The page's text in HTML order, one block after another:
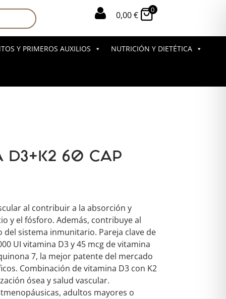
 0,00€
0
Y PRIMEROS AUXILIOS NUTRICIÓN Y DIETÉTICA
D3+K2 60 CAP
al contribuir a la absorción y
y el fósforo. Además, contribuye al
sistema inmunitario. Pareja clave de
UI vitamina D3 y 45 mcg de vitamina
7, la mejor patente del mercado
Combinación de vitamina D3 con K2
ósea y salud vascular.
adultos mayores o